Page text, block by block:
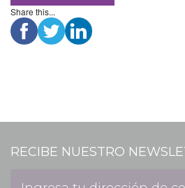
Share this...
RECIBE NUESTRO